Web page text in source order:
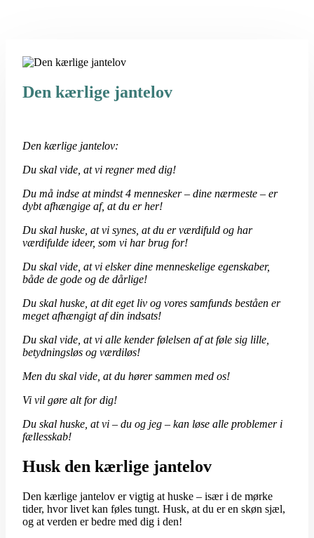
Den kærlige jantelov
Den kærlige jantelov:
Du skal vide, at vi regner med dig!
Du må indse at mindst 4 mennesker – dine nærmeste – er
dybt afhængige af, at du er her!
Du skal huske, at vi synes, at du er værdifuld og har
værdifulde ideer, som vi har brug for!
Du skal vide, at vi elsker dine menneskelige egenskaber,
både de gode og de dårlige!
Du skal huske, at dit eget liv og vores samfunds beståen er
meget afhængigt af din indsats!
Du skal vide, at vi alle kender følelsen af at føle sig lille,
betydningsløs og værdiløs!
Men du skal vide, at du hører sammen med os!
Vi vil gøre alt for dig!
Du skal huske, at vi – du og jeg – kan løse alle problemer i
fællesskab!
Husk den kærlige jantelov
Den kærlige jantelov er vigtig at huske – især i de mørke
tider, hvor livet kan føles tungt. Husk, at du er en skøn sjæl,
og at verden er bedre med dig i den!